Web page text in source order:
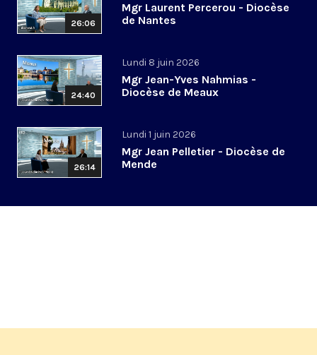
26:06
Mgr Laurent Percerou - Diocèse
de Nantes
24:40
Lundi 8 juin 2026
Mgr Jean-Yves Nahmias -
Diocèse de Meaux
26:14
Lundi 1 juin 2026
Mgr Jean Pelletier - Diocèse de
Mende